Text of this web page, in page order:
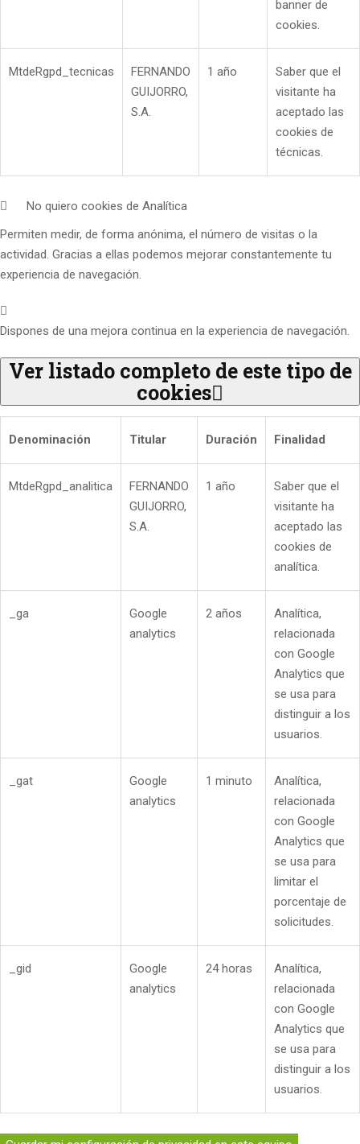
banner de
cookies.
MtdeRgpd_tecnicas
FERNANDO
GUIJORRO,
S.A.
1 año
Saber que el
visitante ha
aceptado las
cookies de
técnicas.
No quiero cookies de Analítica
Permiten medir, de forma anónima, el número de visitas o la
actividad. Gracias a ellas podemos mejorar constantemente tu
experiencia de navegación.
Dispones de una mejora continua en la experiencia de navegación.
Ver listado completo de este tipo de
cookies
Denominación Titular Duración Finalidad
MtdeRgpd_analitica
FERNANDO
GUIJORRO,
S.A.
1 año
Saber que el
visitante ha
aceptado las
cookies de
analítica.
_ga
Google
analytics
2 años
Analítica,
relacionada
con Google
Analytics que
se usa para
distinguir a los
usuarios.
_gat
Google
analytics
1 minuto
Analítica,
relacionada
con Google
Analytics que
se usa para
limitar el
porcentaje de
solicitudes.
_gid
Google
analytics
24 horas
Analítica,
relacionada
con Google
Analytics que
se usa para
distinguir a los
usuarios.